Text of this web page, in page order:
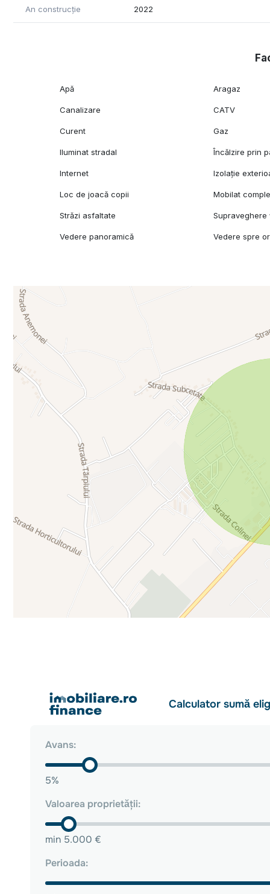
Magazine si supermarketuri la mai putin de 5 minute
Locația oferă acces rapid către punctele de interes
Suciu Ionuț
An construcție 2022
Apă Aragaz
Canalizare CATV
Curent Gaz
Iluminat stradal Încălzire prin
Internet Izolație
Loc de joacă copii Mobilat
Străzi asfaltate Supraveghere
Vedere panoramică Vedere spre